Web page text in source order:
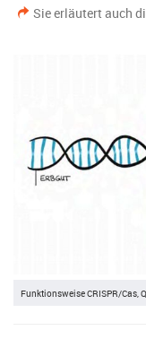
Sie erläutert auch
Funktionsweise CRISPR/Cas,